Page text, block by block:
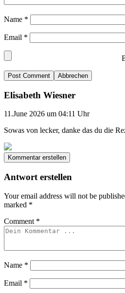
Name *
Email *
Abbrechen
Elisabeth Wiesner
11.June 2026 um 04:11 Uhr
Sowas von lecker, danke das du die
Kommentar erstellen
Antwort erstellen
Your email address will not be
marked *
Comment *
Name *
Email *